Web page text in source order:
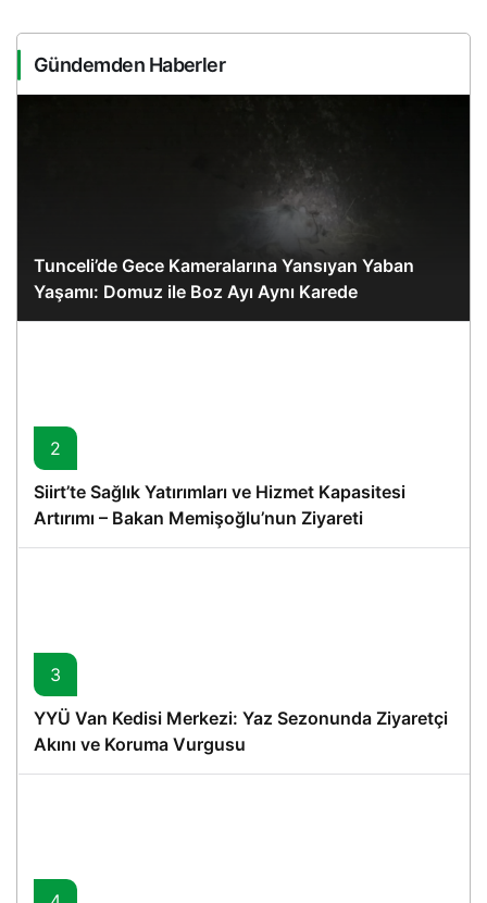
Gündemden Haberler
Tunceli’de Gece Kameralarına Yansıyan Yaban
Yaşamı: Domuz ile Boz Ayı Aynı Karede
2
Siirt’te Sağlık Yatırımları ve Hizmet Kapasitesi
Artırımı – Bakan Memişoğlu’nun Ziyareti
3
YYÜ Van Kedisi Merkezi: Yaz Sezonunda Ziyaretçi
Akını ve Koruma Vurgusu